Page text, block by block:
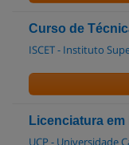
Curso de
ISCET - Instituto
Licenciatura
UCP - Universidade